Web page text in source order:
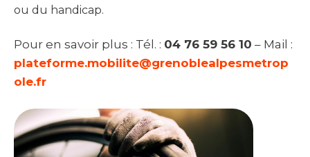
ou du handicap.
Pour en savoir plus : Tél. : 04 76 59 56 10 – Mail :
plateforme.mobilite@grenoblealpesmetrop
ole.fr